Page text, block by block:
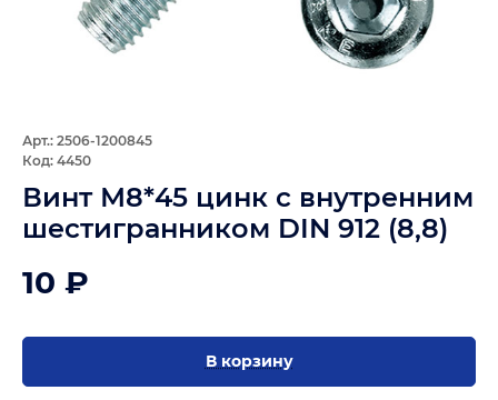
Арт.: 2506-1200845
Код: 4450
Винт М8*45 цинк с внутренним
шестигранником DIN 912 (8,8)
10 ₽
В корзину